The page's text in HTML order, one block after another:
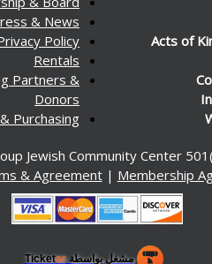
Acts of
& News
Policy
Rentals
Partners &
Donors
Purchasing
Jewish Community Center
& Agreement| Membership
مشغل بواسطة Ticketor